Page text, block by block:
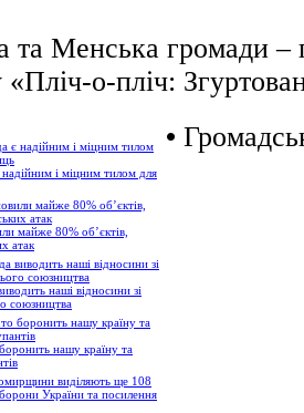
і міцним тилом для
майже 80% об’єктів,
атак
наші відносини зі
союзництва
нашу країну та
•